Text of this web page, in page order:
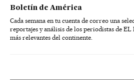
Boletín de América
Cada semana en tu cuenta de correo una
reportajes y análisis de los periodistas de
más relevantes del continente.